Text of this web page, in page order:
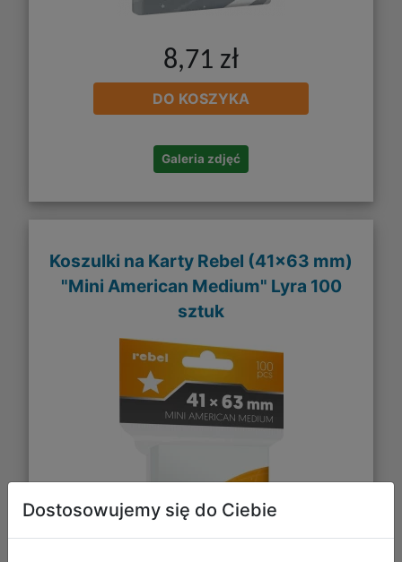
8,71 zł
DO KOSZYKA
Galeria zdjęć
Koszulki na Karty Rebel (41x63 mm)
"Mini American Medium" Lyra 100
sztuk
Dostosowujemy się do Ciebie